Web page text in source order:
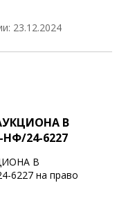
23.12.2024
В
24-6227
В
на право